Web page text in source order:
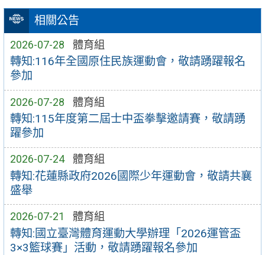
相關公告
2026-07-28 體育組
轉知:116年全國原住民族運動會，敬請踴躍報名
參加
2026-07-28 體育組
轉知:115年度第二屆士中盃拳擊邀請賽，敬請踴
躍參加
2026-07-24 體育組
轉知:花蓮縣政府2026國際少年運動會，敬請共襄
盛舉
2026-07-21 體育組
轉知:國立臺灣體育運動大學辦理「2026運管盃
3×3籃球賽」活動，敬請踴躍報名參加